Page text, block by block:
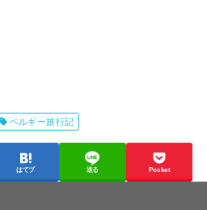
ベルギー旅行記
はてブ 送る Pocket